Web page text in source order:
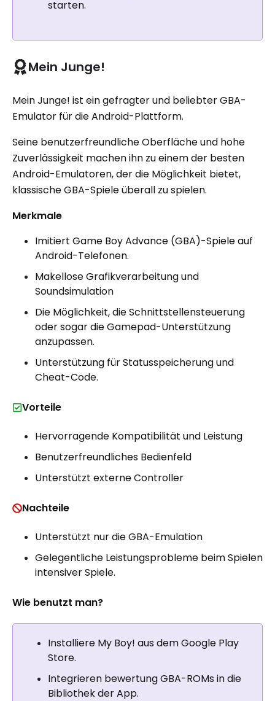
starten.
Mein Junge!
Mein Junge! ist ein gefragter und beliebter GBA-
Emulator für die Android-Plattform.
Seine benutzerfreundliche Oberfläche und hohe
Zuverlässigkeit machen ihn zu einem der besten
Android-Emulatoren, der die Möglichkeit bietet,
klassische GBA-Spiele überall zu spielen.
Merkmale
Imitiert Game Boy Advance (GBA)-Spiele auf
Android-Telefonen.
Makellose Grafikverarbeitung und
Soundsimulation
Die Möglichkeit, die Schnittstellensteuerung
oder sogar die Gamepad-Unterstützung
anzupassen.
Unterstützung für Statusspeicherung und
Cheat-Code.
Vorteile
Hervorragende Kompatibilität und Leistung
Benutzerfreundliches Bedienfeld
Unterstützt externe Controller
Nachteile
Unterstützt nur die GBA-Emulation
Gelegentliche Leistungsprobleme beim Spielen
intensiver Spiele.
Wie benutzt man?
Installiere My Boy! aus dem Google Play
Store.
Integrieren bewertung GBA-ROMs in die
Bibliothek der App.